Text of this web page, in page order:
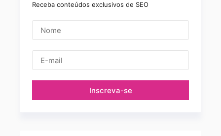
Receba conteúdos exclusivos de SEO
Inscreva-se